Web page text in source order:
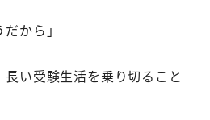
から」
い受験生活を乗り切ること